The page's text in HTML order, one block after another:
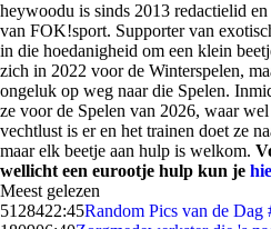
heywoodu is sinds 2013 redactielid
van FOK!sport. Supporter van
in die hoedanigheid om een klein
zich in 2022 voor de Winterspelen,
ongeluk op weg naar die Spelen.
ze voor de Spelen van 2026, waar
vechtlust is er en het trainen doet ze
maar elk beetje aan hulp is welkom.
wellicht een eurootje hulp kun je
Meest gelezen
5128422:45Random Pics van de Dag